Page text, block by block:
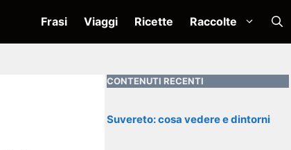
Frasi Viaggi Ricette Raccolte
CONTENUTI RECENTI
Suvereto: cosa vedere e dintorni